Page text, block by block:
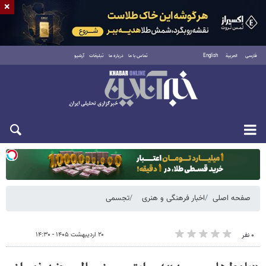
فارسی العربية English تماس با ما درباره ما تبلیغات آرشیو
دوشنبه ۱۹ مرداد ۱۴۰۵
صفحه اصلی اخبار فرهنگی و هنری تجسمی
۰ نفر ۲۰ اردیبهشت ۱۴۰۵ - ۱۴:۳۰
×